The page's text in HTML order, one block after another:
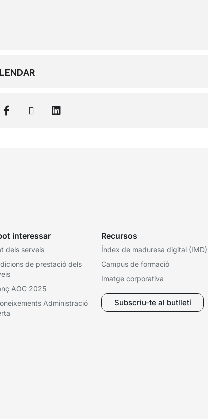
interessar
dels serveis
de prestació dels
AOC 2025
Administració
Recursos
Índex de maduresa digital (IMD)
Campus de formació
Imatge corporativa
Subscriu-te al butlletí